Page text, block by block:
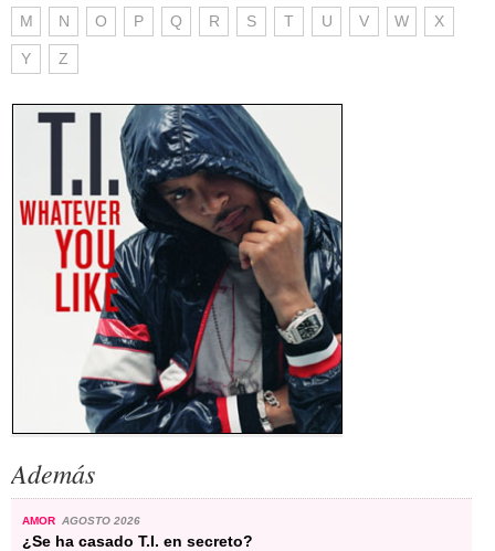
M N O P Q R S T U V W X
Y Z
Además
AMOR AGOSTO 2026
¿Se ha casado T.I. en secreto?